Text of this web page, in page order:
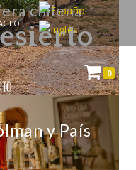
0
chilena
y País